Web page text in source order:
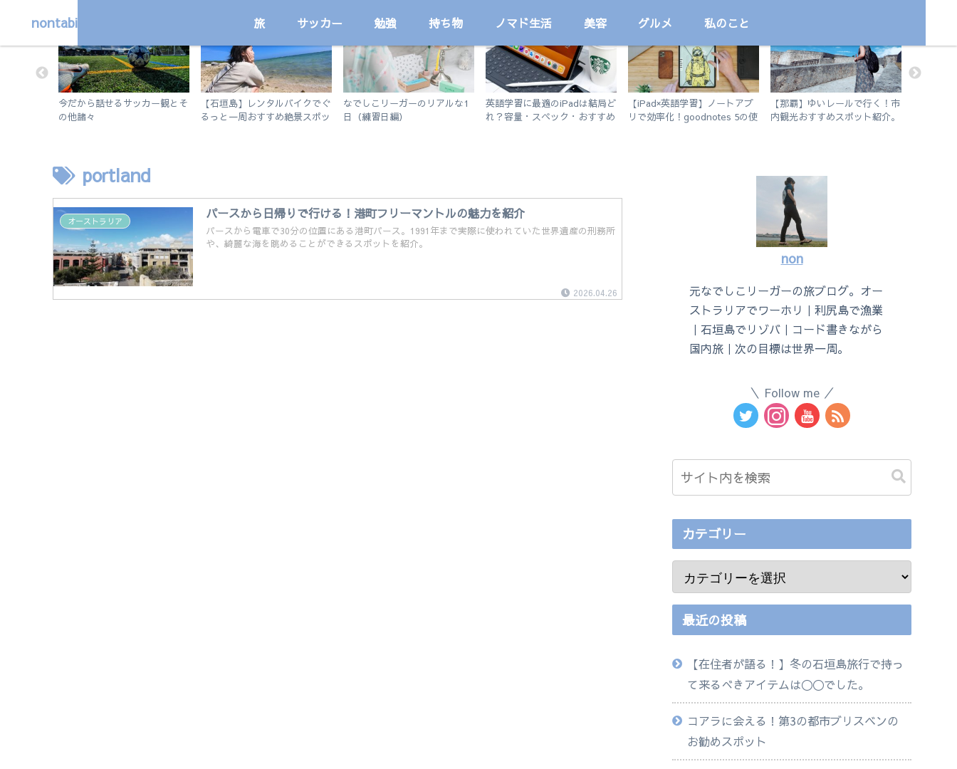
nontabi 旅 サッカー 勉強 持ち物 ノマド生活 美容 グルメ 私のこと
サッカー
今だから話せるサッカー観とそ
の他諸々
【石垣島】レンタルバイクでぐ
るっと一周おすすめ絶景スポッ
サッカー
なでしこリーガーのリアルな1
日（練習日編）
勉強
英語学習に最適のiPadは結局ど
れ？容量・スペック・おすすめ
プログラミング学習
【iPad×英語学習】ノートアプ
リで効率化！goodnotes 5の使
【那覇】ゆいレールで行く！市
内観光おすすめスポット紹介。
portland
オーストラリア
パースから日帰りで行ける！港町フリーマントルの魅力を紹介
パースから電車で30分の位置にある港町パース。1991年まで実際に使われていた世界遺産の刑務所
や、綺麗な海を眺めることができるスポットを紹介。
2026.04.26
non
元なでしこリーガーの旅ブログ。オー
ストラリアでワーホリ｜利尻島で漁業
｜石垣島でリゾバ｜コード書きながら
国内旅｜次の目標は世界一周。
Follow me
カテゴリー
最近の投稿
【在住者が語る！】冬の石垣島旅行で持っ
て来るべきアイテムは◯◯でした。
コアラに会える！第3の都市ブリスベンの
お勧めスポット